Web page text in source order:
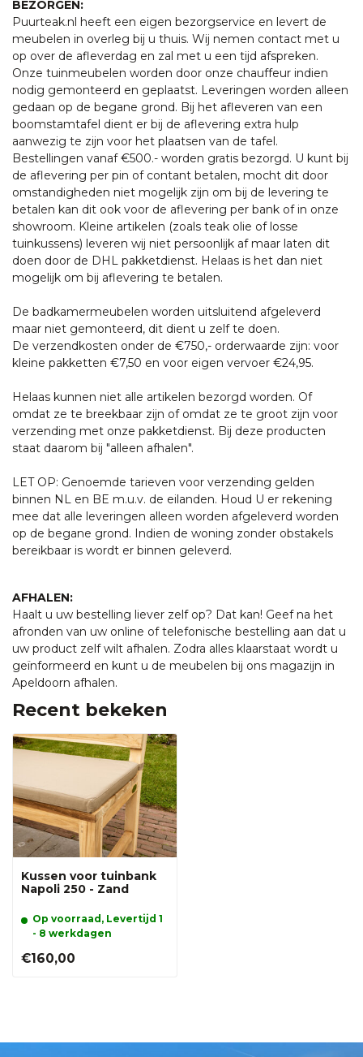
BEZORGEN:
Puurteak.nl heeft een eigen bezorgservice en levert de
meubelen in overleg bij u thuis. Wij nemen contact met u
op over de afleverdag en zal met u een tijd afspreken.
Onze tuinmeubelen worden door onze chauffeur indien
nodig gemonteerd en geplaatst. Leveringen worden alleen
gedaan op de begane grond. Bij het afleveren van een
boomstamtafel dient er bij de aflevering extra hulp
aanwezig te zijn voor het plaatsen van de tafel.
Bestellingen vanaf €500.- worden gratis bezorgd. U kunt bij
de aflevering per pin of contant betalen, mocht dit door
omstandigheden niet mogelijk zijn om bij de levering te
betalen kan dit ook voor de aflevering per bank of in onze
showroom. Kleine artikelen (zoals teak olie of losse
tuinkussens) leveren wij niet persoonlijk af maar laten dit
doen door de DHL pakketdienst. Helaas is het dan niet
mogelijk om bij aflevering te betalen.
De badkamermeubelen worden uitsluitend afgeleverd
maar niet gemonteerd, dit dient u zelf te doen.
De verzendkosten onder de €750,- orderwaarde zijn: voor
kleine pakketten €7,50 en voor eigen vervoer €24,95.
Helaas kunnen niet alle artikelen bezorgd worden. Of
omdat ze te breekbaar zijn of omdat ze te groot zijn voor
verzending met onze pakketdienst. Bij deze producten
staat daarom bij "alleen afhalen".
LET OP: Genoemde tarieven voor verzending gelden
binnen NL en BE m.u.v. de eilanden. Houd U er rekening
mee dat alle leveringen alleen worden afgeleverd worden
op de begane grond. Indien de woning zonder obstakels
bereikbaar is wordt er binnen geleverd.
AFHALEN:
Haalt u uw bestelling liever zelf op? Dat kan! Geef na het
afronden van uw online of telefonische bestelling aan dat u
uw product zelf wilt afhalen. Zodra alles klaarstaat wordt u
geïnformeerd en kunt u de meubelen bij ons magazijn in
Apeldoorn afhalen.
Recent bekeken
Kussen voor tuinbank
Napoli 250 - Zand
Op voorraad, Levertijd 1
- 8 werkdagen
€160,00